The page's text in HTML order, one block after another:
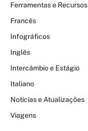
Ferramentas e Recursos
Francês
Infográficos
Inglês
Intercâmbio e Estágio
Italiano
Notícias e Atualizações
Viagens